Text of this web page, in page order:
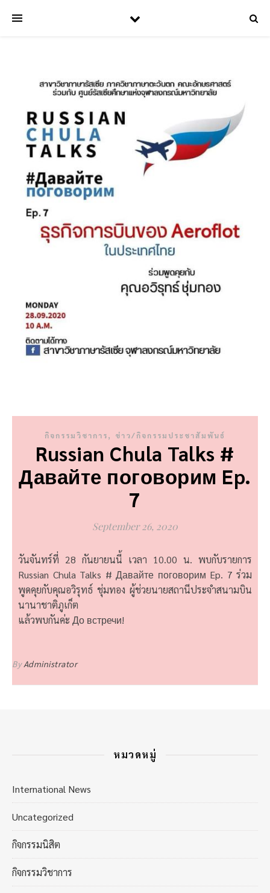
กิจกรรมวิชาการ, ข่าว/กิจกรรมประชาสัมพันธ์
Russian Chula Talks #
Давайте поговорим Ep.
7
September 26, 2020
วันจันทร์ที่ 28 กันยายนนี้ เวลา 10.00 น. พบกับรายการ
Russian Chula Talks # Давайте поговорим Ep. 7 ร่วม
พูดคุยกับคุณอวิรุทธ์ ชุ่มทอง ผู้ช่วยนายสถานีประจำสนามบิน
นานาชาติภูเก็ต
แล้วพบกันค่ะ До встречи!
ByAdministrator
หมวดหมู่
International News
Uncategorized
กิจกรรมนิสิต
กิจกรรมวิชาการ